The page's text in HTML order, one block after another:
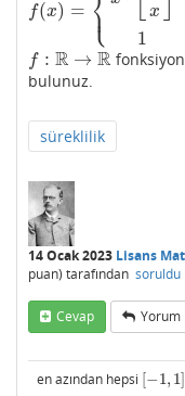
f(x) = ⎩
⎨
⎪ x
1
f(x)={ ⋅⌊1 x⌋ x=
f : R → R
f:R→R
bulunuz.
süreklilik
14 Ocak 2023 Lisans
puan) tarafından soruldu
Cevap Yorum
en azından hepsi [−1, 1]
−1,1 ]